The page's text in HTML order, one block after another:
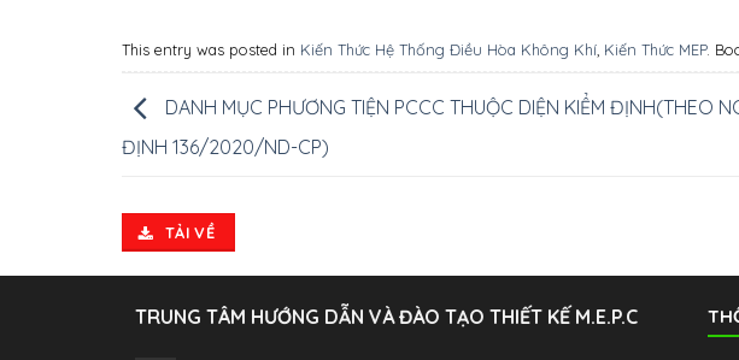
This entry was posted in Kiến Thức Hệ Thống Điều Hòa Không Khí, Kiến Thức MEP.
DANH MỤC PHƯƠNG TIỆN PCCC THUỘC DIỆN KIỂM ĐỊNH(THEO
ĐỊNH 136/2020/ND-CP)
TẢI VỀ
TRUNG TÂM HƯỚNG DẪN VÀ ĐÀO TẠO THIẾT KẾ M.E.P.C